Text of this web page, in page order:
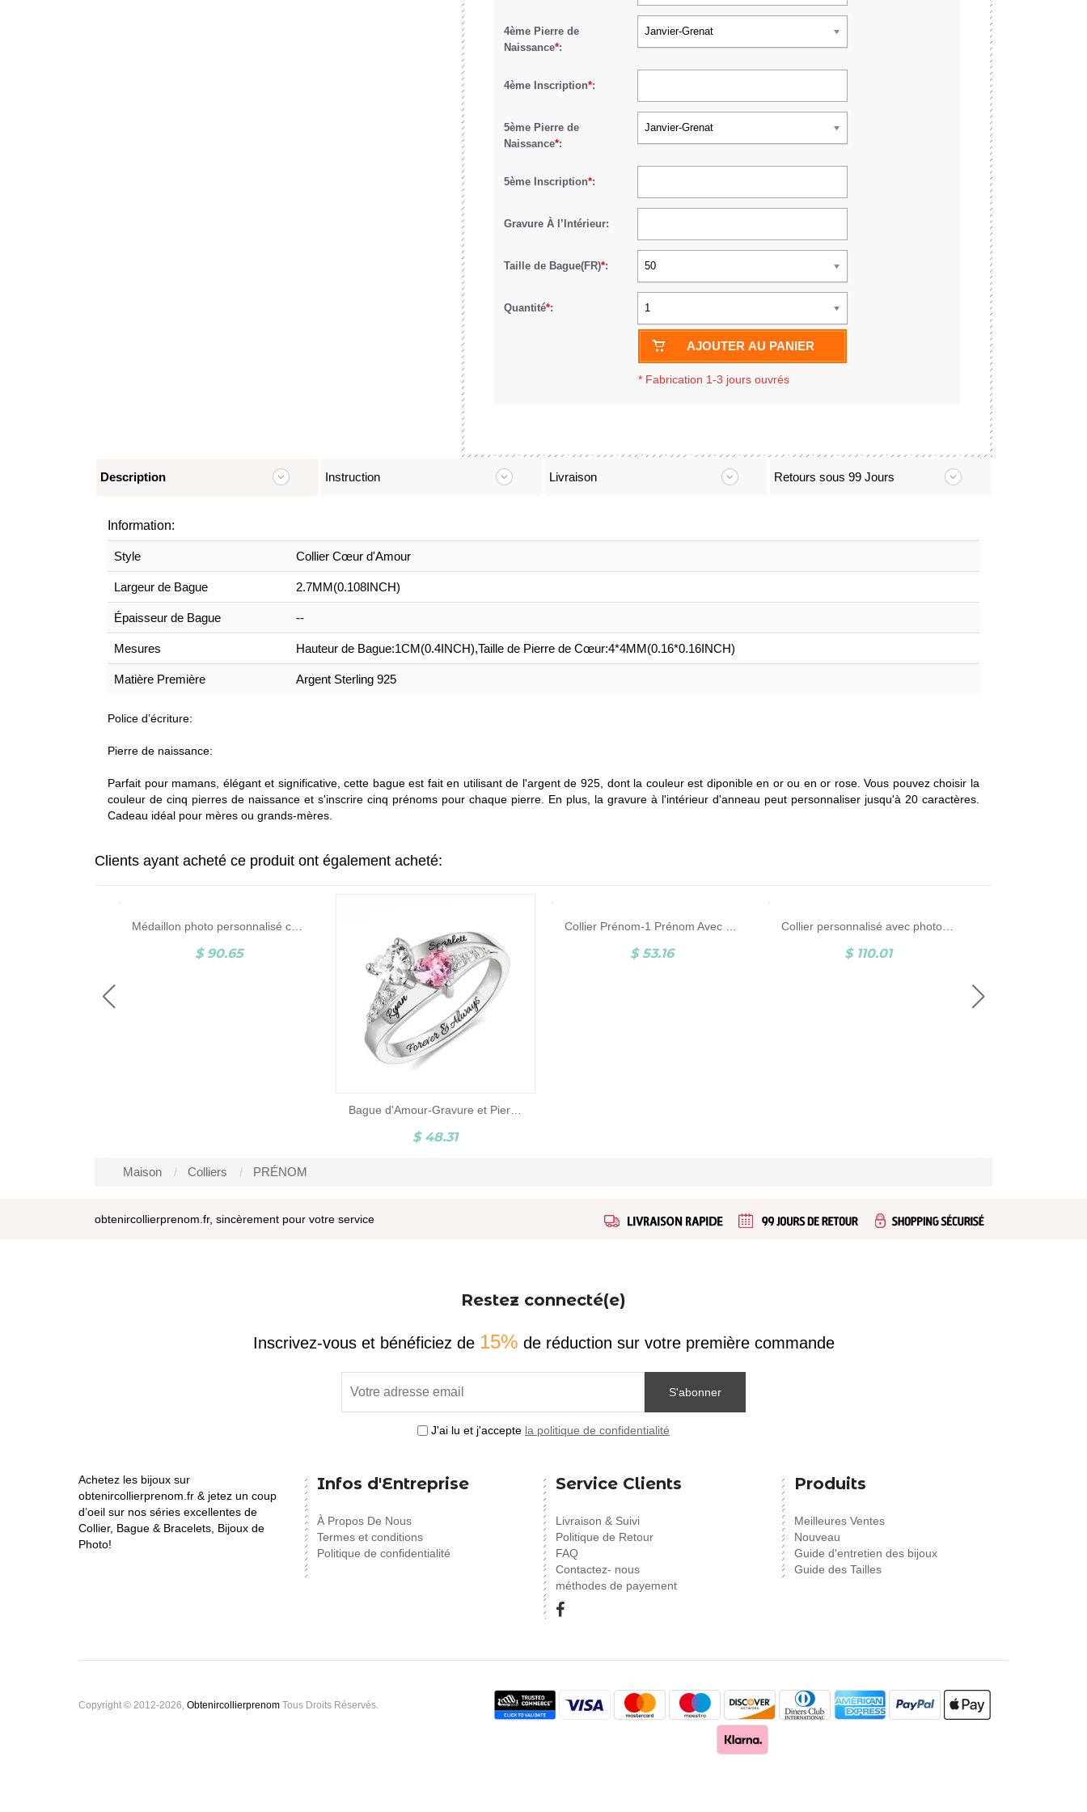
4ème Pierre de
Naissance*:
Janvier-Grenat
4ème Inscription*:
5ème Pierre de
Naissance*:
Janvier-Grenat
5ème Inscription*:
Gravure À l’Intérieur:
Taille de Bague(FR)*: 50
Quantité*: 1
AJOUTER AU PANIER
* Fabrication 1-3 jours ouvrés
Description Instruction Livraison Retours sous 99 Jours
Information:
Style Collier Cœur d'Amour
Largeur de Bague 2.7MM(0.108INCH)
Épaisseur de Bague --
Mesures Hauteur de Bague:1CM(0.4INCH),Taille de Pierre de Cœur:4*4MM(0.16*0.16INCH)
Matière Première Argent Sterling 925
Police d’écriture:
Pierre de naissance:
Parfait pour mamans, élégant et significative, cette bague est fait en utilisant de l'argent de 925, dont la couleur est diponible en or ou en or rose. Vous pouvez choisir la
couleur de cinq pierres de naissance et s'inscrire cinq prénoms pour chaque pierre. En plus, la gravure à l'intérieur d'anneau peut personnaliser jusqu'à 20 caractères.
Cadeau idéal pour mères ou grands-mères.
Clients ayant acheté ce produit ont également acheté:
$ 90.65
Bague d'Amour-Gravure et Pierres de Naissance-Argent
$ 48.31
$ 53.16
Collier personnalisé avec photo de famille gravée en argent sterling
$ 110.01
Maison Colliers PRÉNOM
obtenircollierprenom.fr, sincèrement pour votre service
Restez connecté(e)
Inscrivez-vous et bénéficiez de 15% de réduction sur votre première commande
S'abonner
J'ai lu et j'accepte la politique de confidentialité
Achetez les bijoux sur
obtenircollierprenom.fr & jetez un coup
d’oeil sur nos séries excellentes de
Collier, Bague & Bracelets, Bijoux de
Photo!
Infos d'Entreprise
À Propos De Nous
Termes et conditions
Politique de confidentialité
Service Clients
Livraison & Suivi
Politique de Retour
FAQ
Contactez- nous
méthodes de payement
Produits
Meilleures Ventes
Nouveau
Guide d'entretien des bijoux
Guide des Tailles
Copyright © 2012-2026, Obtenircollierprenom Tous Droits Réservés.